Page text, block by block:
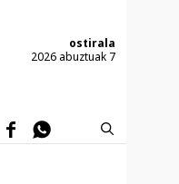
ostirala
2026 abuztuak 7